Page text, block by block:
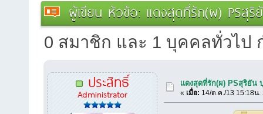
ผู้เขียน หัวข้อ: แดงสุดที่รัก(ผ) PSสุ
0 สมาชิก และ 1 บุคคลทั่วไป
ประสิทธิ์
Administrator
แดงสุดที่รัก(ผ) PSสุริยัน
« เมื่อ: 14/ต.ค./13 15:18น.